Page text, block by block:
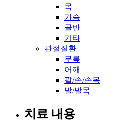
목
가슴
골반
기타
관절질환
무릎
어깨
팔/손/손목
발/발목
치료 내용